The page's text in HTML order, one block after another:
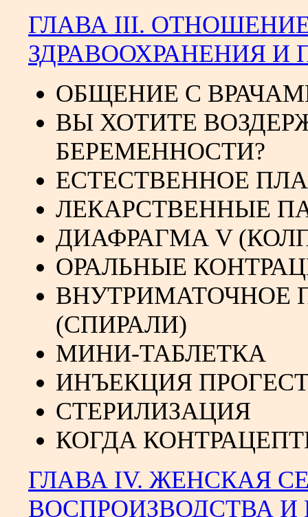
ГЛАВА III.
ЗДРАВООХРАНЕНИЯ
ОБЩЕНИЕ С
ВЫ ХОТИТЕ
БЕРЕМЕННОСТИ?
ЕСТЕСТВЕННОЕ
ЛЕКАРСТВЕННЫЕ
ДИАФРАГМА V
ОРАЛЬНЫЕ
ВНУТРИМАТОЧНОЕ
(СПИРАЛИ)
МИНИ-ТАБЛЕТКА
ИНЪЕКЦИЯ
СТЕРИЛИЗАЦИЯ
КОГДА
ГЛАВА IV. ЖЕНСКАЯ
ВОСПРОИЗВОДСТВА